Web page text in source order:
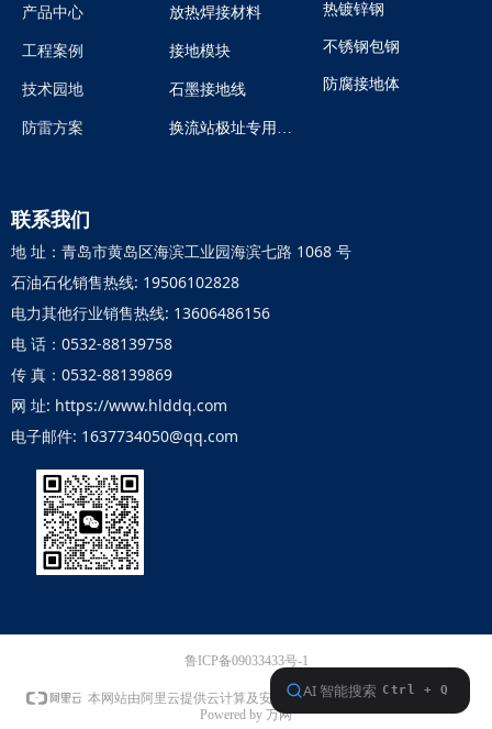
联系我们
地 址：青岛市黄岛区海滨工业园海滨七路 1068 号
石油石化销售热线: 19506102828
电力其他行业销售热线: 13606486156
电 话：0532-88139758
传 真：0532-88139869
网 址: https://www.hlddq.com
电子邮件: 1637734050@qq.com
产品中心
工程案例
技术园地
防雷方案
放热焊接材料
接地模块
石墨接地线
换流站极址专用煅烧石油焦炭
热镀锌钢
不锈钢包钢
防腐接地体
鲁ICP备09033433号-1
本网站由阿里云提供云计算及安全服务 本网站支持
IPv6
Powered by 万网